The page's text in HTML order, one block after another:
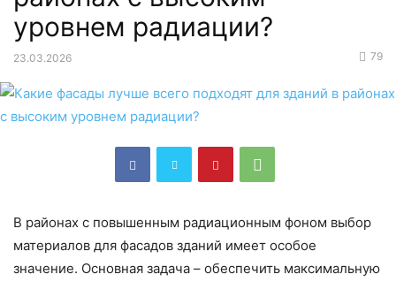
уровнем радиации?
23.03.2026 79
В районах с повышенным радиационным фоном выбор
материалов для фасадов зданий имеет особое
значение. Основная задача – обеспечить максимальную